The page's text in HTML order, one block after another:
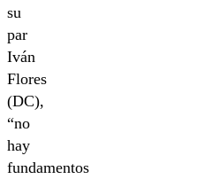
su
par
Iván
Flores
(DC),
“no
hay
fundamentos